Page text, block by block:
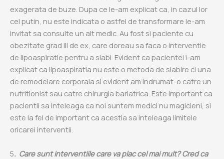
exagerata de buze. Dupa ce le-am explicat ca, in cazul lor
cel putin, nu este indicata o astfel de transformare le-am
invitat sa consulte un alt medic. Au fost si paciente cu
obezitate grad III de ex, care doreau sa faca o interventie
de lipoaspiratie pentru a slabi. Evident ca pacientei i-am
explicat ca lipoaspiratia nu este o metoda de slabire ci una
de remodelare corporala si evident am indrumat-o catre un
nutritionist sau catre chirurgia bariatrica. Este important ca
pacientii sa inteleaga ca noi suntem medici nu magicieni, si
este la fel de important ca acestia sa inteleaga limitele
oricarei interventii.
5. Care sunt interventiile care va plac cel mai mult? Cred ca